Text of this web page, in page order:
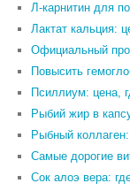
Л-карнитин для
Лактат кальция:
Официальный
Повысить
Псиллиум: цена,
Рыбий жир в
Рыбный
Самые дорогие
Сок алоэ вера: